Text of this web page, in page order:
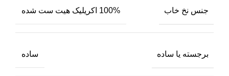
جنس نخ خاب 100% اکریلیک هیت ست شده
برجسته یا ساده ساده